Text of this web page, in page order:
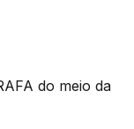
do meio da